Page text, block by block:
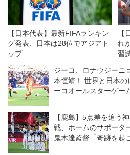
【日本代表】最新FIFAランキン
グ発表、日本は28位でアジアト
ップ
れ
習
い
ジーコ、ロナウジーニ
本恒靖！ 世界と日本
ーコオールスターゲー
【鹿島】5点差を追う
戦、ホームのサポータ
鬼木達監督「奇跡を起